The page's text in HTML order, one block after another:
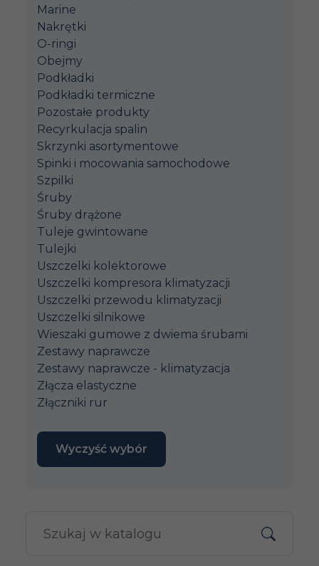
Marine
Nakrętki
O-ringi
Obejmy
Podkładki
Podkładki termiczne
Pozostałe produkty
Recyrkulacja spalin
Skrzynki asortymentowe
Spinki i mocowania samochodowe
Szpilki
Śruby
Śruby drążone
Tuleje gwintowane
Tulejki
Uszczelki kolektorowe
Uszczelki kompresora klimatyzacji
Uszczelki przewodu klimatyzacji
Uszczelki silnikowe
Wieszaki gumowe z dwiema śrubami
Zestawy naprawcze
Zestawy naprawcze - klimatyzacja
Złącza elastyczne
Złączniki rur
Wyczyść wybór